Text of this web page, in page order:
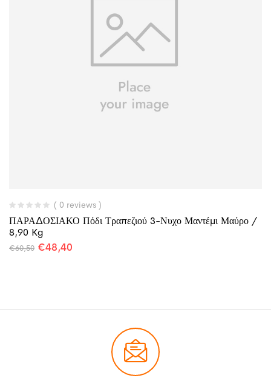
( 0 reviews )
ΠΑΡΑΔΟΣΙΑΚΟ Πόδι Τραπεζιού 3-Νυχο Μαντέμι Μαύρο /
8,90 Kg
€60,50 €48,40